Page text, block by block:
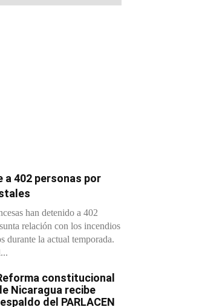
a 402 personas por
han detenido a 402
relación con los incendios
durante la actual temporada.
constitucional
Nicaragua recibe
del PARLACEN